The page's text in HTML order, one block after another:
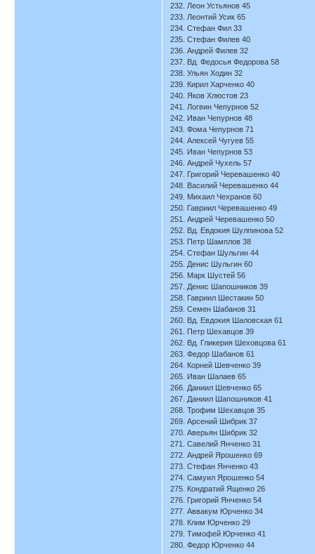
232. Леон Устьянов 45
233. Леонтий Усик 65
234. Стефан Фил 33
235. Стефан Филев 40
236. Андрей Филев 32
237. Вд. Федосья Федорова 58
238. Ульян Ходин 32
239. Кирил Харченко 40
240. Яков Хлюстов 23
241. Логвин Чепурнов 52
242. Иван Чепурнов 48
243. Фома Чепурнов 71
244. Алексей Чугуев 55
245. Иван Чепурнов 53
246. Андрей Чухель 57
247. Григорий Черевашенко 40
248. Василий Черевашенко 44
249. Михаил Чехранов 60
250. Гавриил Черевашенко 49
251. Андрей Черевашенко 50
252. Вд. Евдокия Шулпинова 52
253. Петр Шамплов 38
254. Стефан Шульгин 44
255. Денис Шульгин 60
256. Марк Шустей 56
257. Денис Шапошников 39
258. Гавриил Шестакин 50
259. Семен Шабанов 31
260. Вд. Евдокия Шаловская 61
261. Петр Шехавцов 39
262. Вд. Гликерия Шеховцова 61
263. Федор Шабанов 61
264. Корней Шевченко 39
265. Иван Шалаев 65
266. Даниил Шевченко 65
267. Даниил Шапошников 41
268. Трофим Шехавцов 35
269. Арсений Шибрик 37
270. Аверьян Шибрик 32
271. Савелий Янченко 31
272. Андрей Ярошенко 69
273. Стефан Янченко 43
274. Самуил Ярошенко 54
275. Кондратий Ященко 26
276. Григорий Янченко 54
277. Аввакум Юрченко 34
278. Клим Юрченко 29
279. Тимофей Юрченко 41
280. Федор Юрченко 44